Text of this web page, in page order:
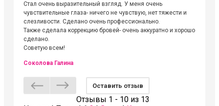
Стал очень выразительный взгляд. У меня очень
чувствительные глаза- ничего не чувствую, нет тяжести и
слезливости. Сделано очень профессионально.
Также сделала коррекцию бровей- очень аккуратно и хорошо
сделано.
Советую всем!
Соколова Галина
Оставить отзыв
Отзывы 1 - 10 из 13